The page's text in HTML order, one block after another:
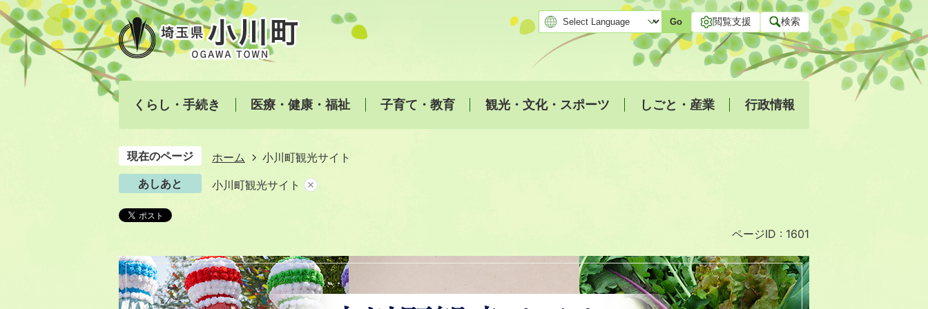
Go 閲覧支援 検索
くらし・手続き 医療・健康・福祉 子育て・教育 観光・文化・スポーツ しごと・産業 行政情報
現在のページ ホーム
小川町観光サイト
あしあと
小川町観光サイト
小
川
町
ページID : 1601